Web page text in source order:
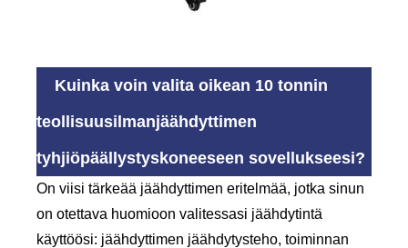
Kuinka voin valita oikean 10 tonnin
teollisuusilmanjäähdyttimen
tyhjiöpäällystyskoneeseen sovellukseesi?
On viisi tärkeää jäähdyttimen eritelmää, jotka sinun
on otettava huomioon valitessasi jäähdytintä
käyttöösi: jäähdyttimen jäähdytysteho, toiminnan